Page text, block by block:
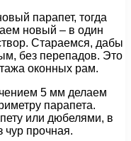
парапет, тогда
новый – в один
Стараемся, дабы
без перепадов. Это
оконных рам.
5 мм делаем
парапета.
или дюбелями, в
чур прочная.